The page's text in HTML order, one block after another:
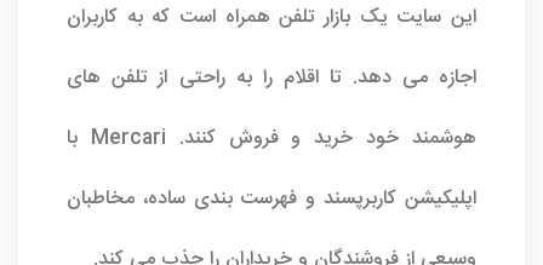
این سایت یک بازار تلفن همراه است که به کاربران
اجازه می دهد. تا اقلام را به راحتی از تلفن های
هوشمند خود خرید و فروش کنند. Mercari با
اپلیکیشن کاربرپسند و فهرست بندی ساده، مخاطبان